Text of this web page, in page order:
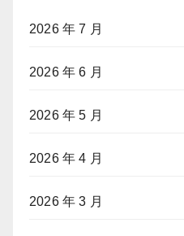
2026 年 7 月
2026 年 6 月
2026 年 5 月
2026 年 4 月
2026 年 3 月